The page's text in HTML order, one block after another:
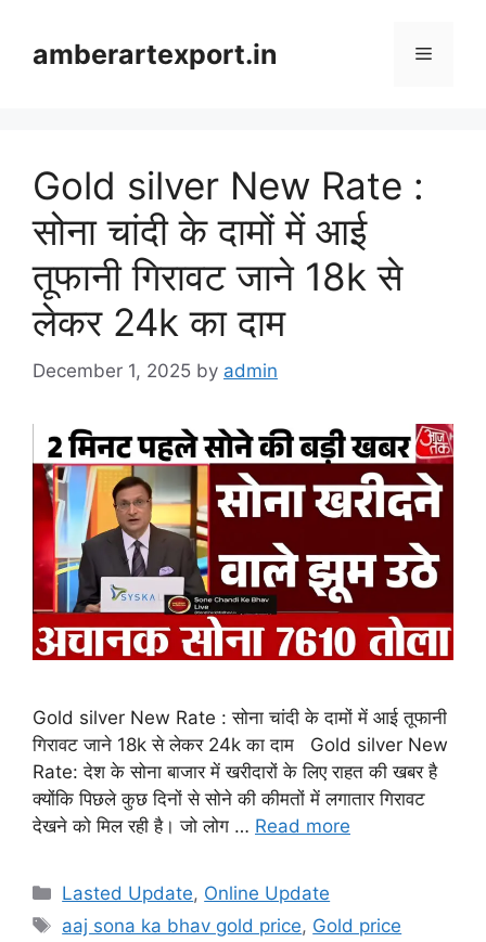
contentamberartexport.in Menu
Gold silver New Rate :
सोना चांदी के दामों में आई
तूफानी गिरावट जाने 18k से
लेकर 24k का दाम
December 1, 2025 by admin
Gold silver New Rate : सोना चांदी के दामों में आई तूफानी
गिरावट जाने 18k से लेकर 24k का दाम Gold silver New
Rate: देश के सोना बाजार में खरीदारों के लिए राहत की खबर है
क्योंकि पिछले कुछ दिनों से सोने की कीमतों में लगातार गिरावट
देखने को मिल रही है। जो लोग … Read more
Categories
Lasted Update, Online Update
Tags
aaj sona ka bhav gold price, Gold price